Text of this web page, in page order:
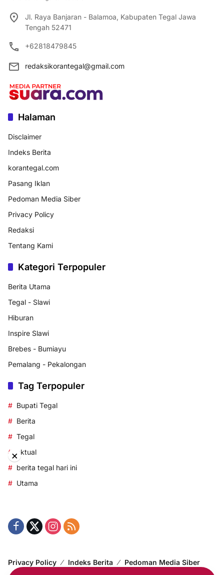
Jl. Raya Banjaran - Balamoa, Kabupaten Tegal Jawa
Tengah 52471
+62818479845
redaksikorantegal@gmail.com
Halaman
Disclaimer
Indeks Berita
korantegal.com
Pasang Iklan
Pedoman Media Siber
Privacy Policy
Redaksi
Tentang Kami
Kategori Terpopuler
Berita Utama
Tegal - Slawi
Hiburan
Inspire Slawi
Brebes - Bumiayu
Pemalang - Pekalongan
Tag Terpopuler
Bupati Tegal
Berita
Tegal
aktual
berita tegal hari ini
Utama
Privacy Policy Indeks Berita Pedoman Media Siber
×